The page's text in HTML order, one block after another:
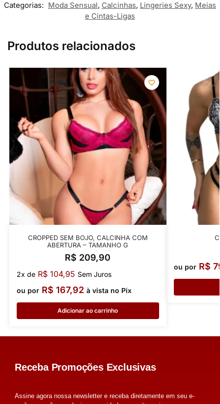
Categorias: Moda Sensual, Calcinhas, Lingeries Sexy, Meias
e Cintas-Ligas
Produtos relacionados
CROPPED SEM BOJO, CALCINHA COM
ABERTURA – TAMANHO G
R$ 209,90
2x de R$104,95 Sem Juros
ou por R$ 167,92 à vista no Pix
Adicionar ao carrinho
ou por R$
Receba Promoções Exclusivas
Assine agora nossa newsletter e receba diretamente em seu e-